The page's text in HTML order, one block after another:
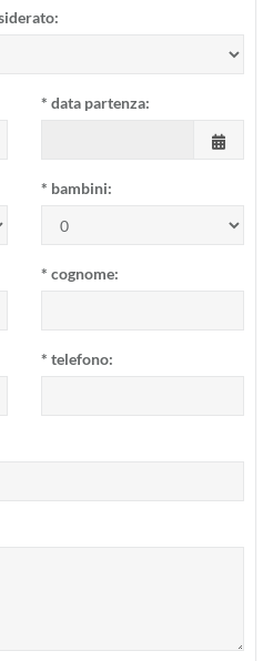
* data partenza:
* bambini:
* cognome:
* telefono: